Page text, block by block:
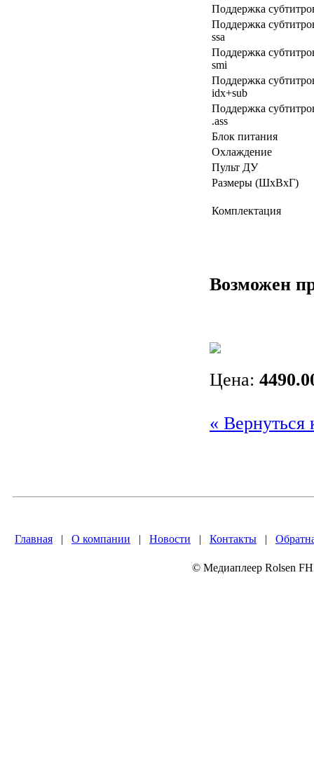
Поддержка
Поддержка
ssa
Поддержка
smi
Поддержка
idx+sub
Поддержка
.ass
Блок питания
Охлаждение
Пульт ДУ
Размеры (ШxВxГ)
Комплектация
Возможен
Цена:
« Вернуться
Главная | О компании | Новости | Контакты |
© Медиаплеер Rolsen